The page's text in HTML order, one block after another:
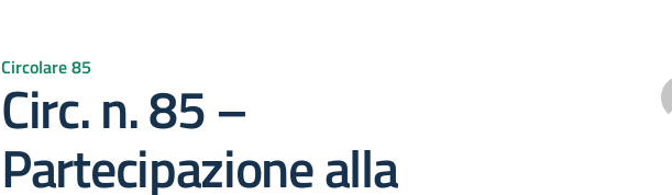
Circolare 85
Circ. n. 85 –
Partecipazione alla